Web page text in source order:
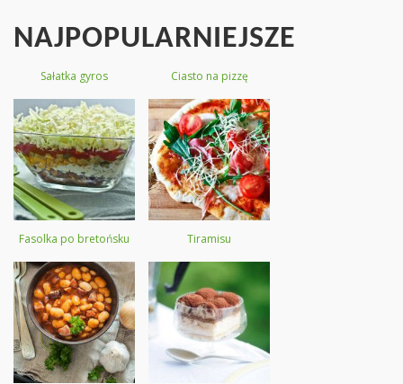
NAJPOPULARNIEJSZE
Sałatka gyros Ciasto na pizzę
Fasolka po bretońsku Tiramisu